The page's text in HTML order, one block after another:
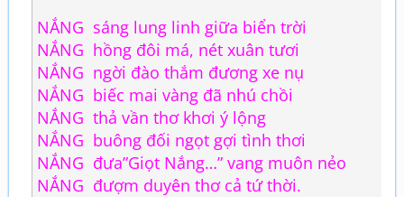
NẮNG sáng lung linh giữa biển trời
NẮNG hồng đôi má, nét xuân tươi
NẮNG ngời đào thắm đương xe nụ
NẮNG biếc mai vàng đã nhú chồi
NẮNG thả vần thơ khơi ý lộng
NẮNG buông đối ngọt gợi tình thơi
NẮNG đưa”Giọt Nắng…” vang muôn nẻo
NẮNG đượm duyên thơ cả tứ thời.